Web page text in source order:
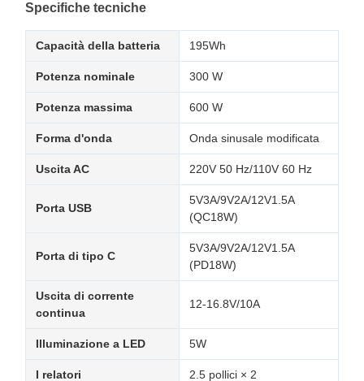
Specifiche tecniche
Capacità della batteria 195Wh
Potenza nominale 300 W
Potenza massima 600 W
Forma d'onda Onda sinusale modificata
Uscita AC 220V 50 Hz/110V 60 Hz
Porta USB
5V3A/9V2A/12V1.5A
(QC18W)
Porta di tipo C
5V3A/9V2A/12V1.5A
(PD18W)
Uscita di corrente
continua
12-16.8V/10A
Illuminazione a LED 5W
I relatori 2.5 pollici × 2